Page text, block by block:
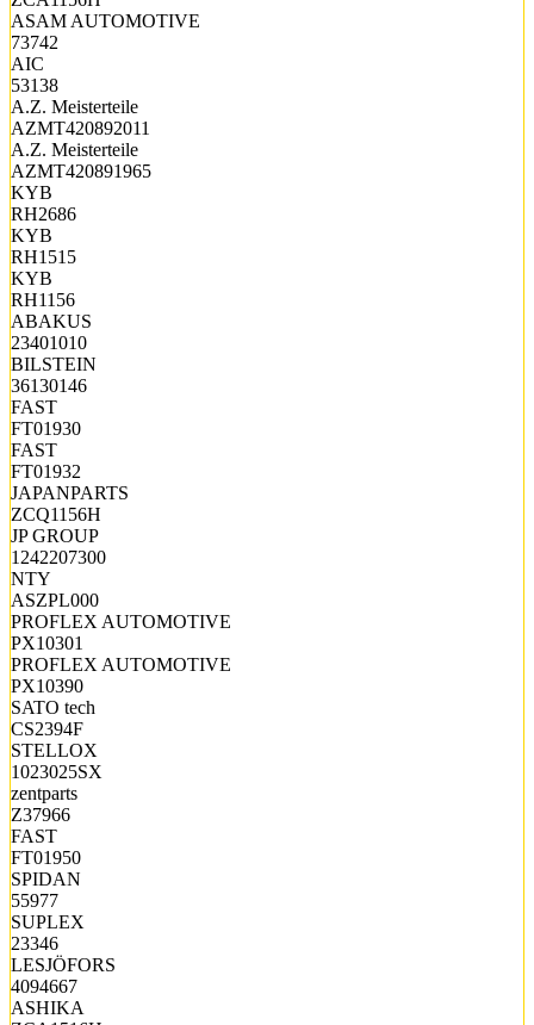
ASAM AUTOMOTIVE
73742
AIC
53138
A.Z. Meisterteile
AZMT420892011
A.Z. Meisterteile
AZMT420891965
KYB
RH2686
KYB
RH1515
KYB
RH1156
ABAKUS
23401010
BILSTEIN
36130146
FAST
FT01930
FAST
FT01932
JAPANPARTS
ZCQ1156H
JP GROUP
1242207300
NTY
ASZPL000
PROFLEX AUTOMOTIVE
PX10301
PROFLEX AUTOMOTIVE
PX10390
SATO tech
CS2394F
STELLOX
1023025SX
zentparts
Z37966
FAST
FT01950
SPIDAN
55977
SUPLEX
23346
LESJÖFORS
4094667
ASHIKA